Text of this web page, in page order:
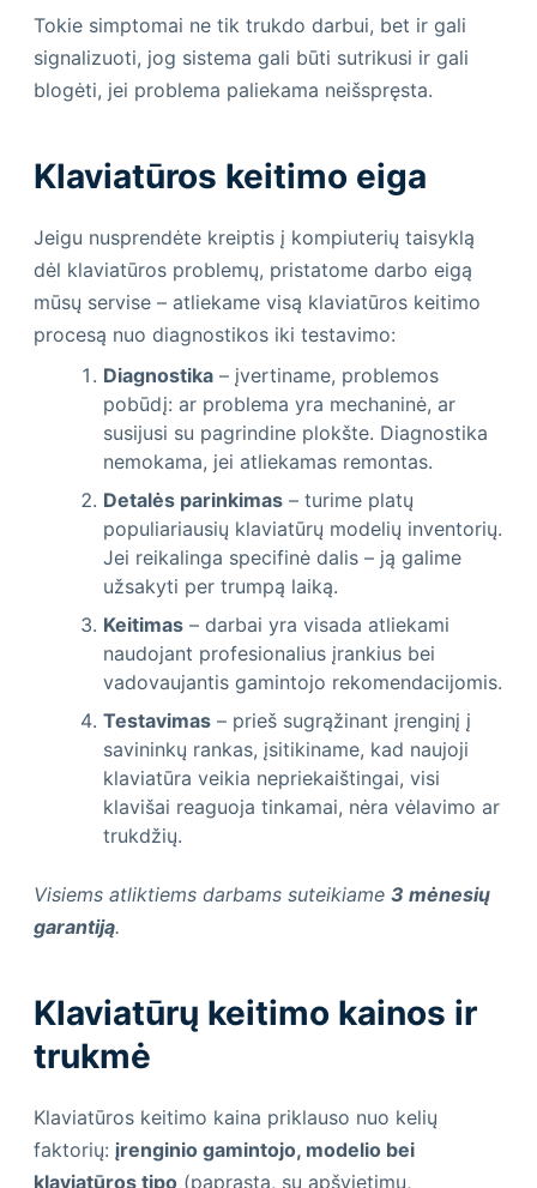
Tokie simptomai ne tik trukdo darbui, bet ir gali
signalizuoti, jog sistema gali būti sutrikusi ir gali
blogėti, jei problema paliekama neišspręsta.
Klaviatūros keitimo eiga
Jeigu nusprendėte kreiptis į kompiuterių taisyklą
dėl klaviatūros problemų, pristatome darbo eigą
mūsų servise – atliekame visą klaviatūros keitimo
procesą nuo diagnostikos iki testavimo:
Diagnostika – įvertiname, problemos
pobūdį: ar problema yra mechaninė, ar
susijusi su pagrindine plokšte. Diagnostika
nemokama, jei atliekamas remontas.
Detalės parinkimas – turime platų
populiariausių klaviatūrų modelių inventorių.
Jei reikalinga specifinė dalis – ją galime
užsakyti per trumpą laiką.
Keitimas – darbai yra visada atliekami
naudojant profesionalius įrankius bei
vadovaujantis gamintojo rekomendacijomis.
Testavimas – prieš sugrąžinant įrenginį į
savininkų rankas, įsitikiname, kad naujoji
klaviatūra veikia nepriekaištingai, visi
klavišai reaguoja tinkamai, nėra vėlavimo ar
trukdžių.
Visiems atliktiems darbams suteikiame 3 mėnesių
garantiją.
Klaviatūrų keitimo kainos ir
trukmė
Klaviatūros keitimo kaina priklauso nuo kelių
faktorių: įrenginio gamintojo, modelio bei
klaviatūros tipo (paprasta, su apšvietimu,